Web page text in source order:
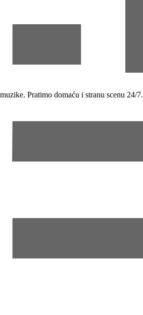
Pratimo domaću i stranu scenu 24/7.